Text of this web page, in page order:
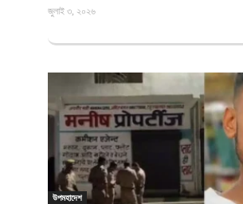
জুলাই ৩, ২০২৬
উপমহাদেশ